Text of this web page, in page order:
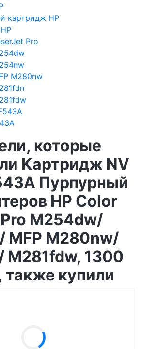
картридж HP
Pro
M280nw
которые
Картридж NV
Пурпурный
HP Color
M254dw/
MFP M280nw/
M281fdw, 1300
также купили